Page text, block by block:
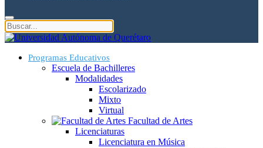
Programas Educativos
Escuela de Bachilleres
Modalidades
Escolarizado
Mixto
Virtual
Facultad de Artes
Licenciaturas
Licenciatura en Música